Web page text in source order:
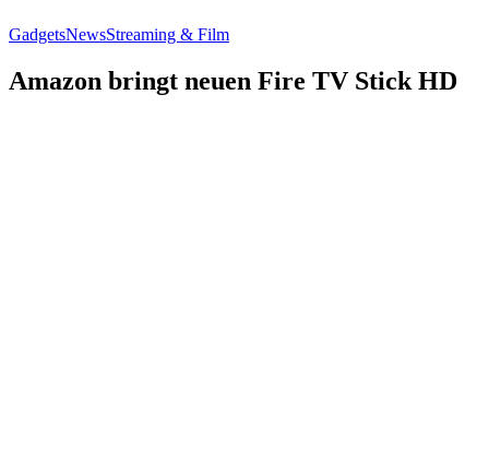
GadgetsNewsStreaming & Film
Amazon bringt neuen Fire TV Stick HD